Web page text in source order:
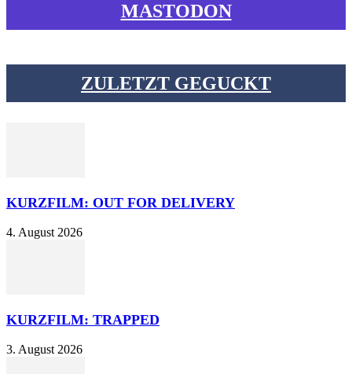
MASTODON
ZULETZT GEGUCKT
KURZFILM: OUT FOR DELIVERY
4. August 2026
KURZFILM: TRAPPED
3. August 2026